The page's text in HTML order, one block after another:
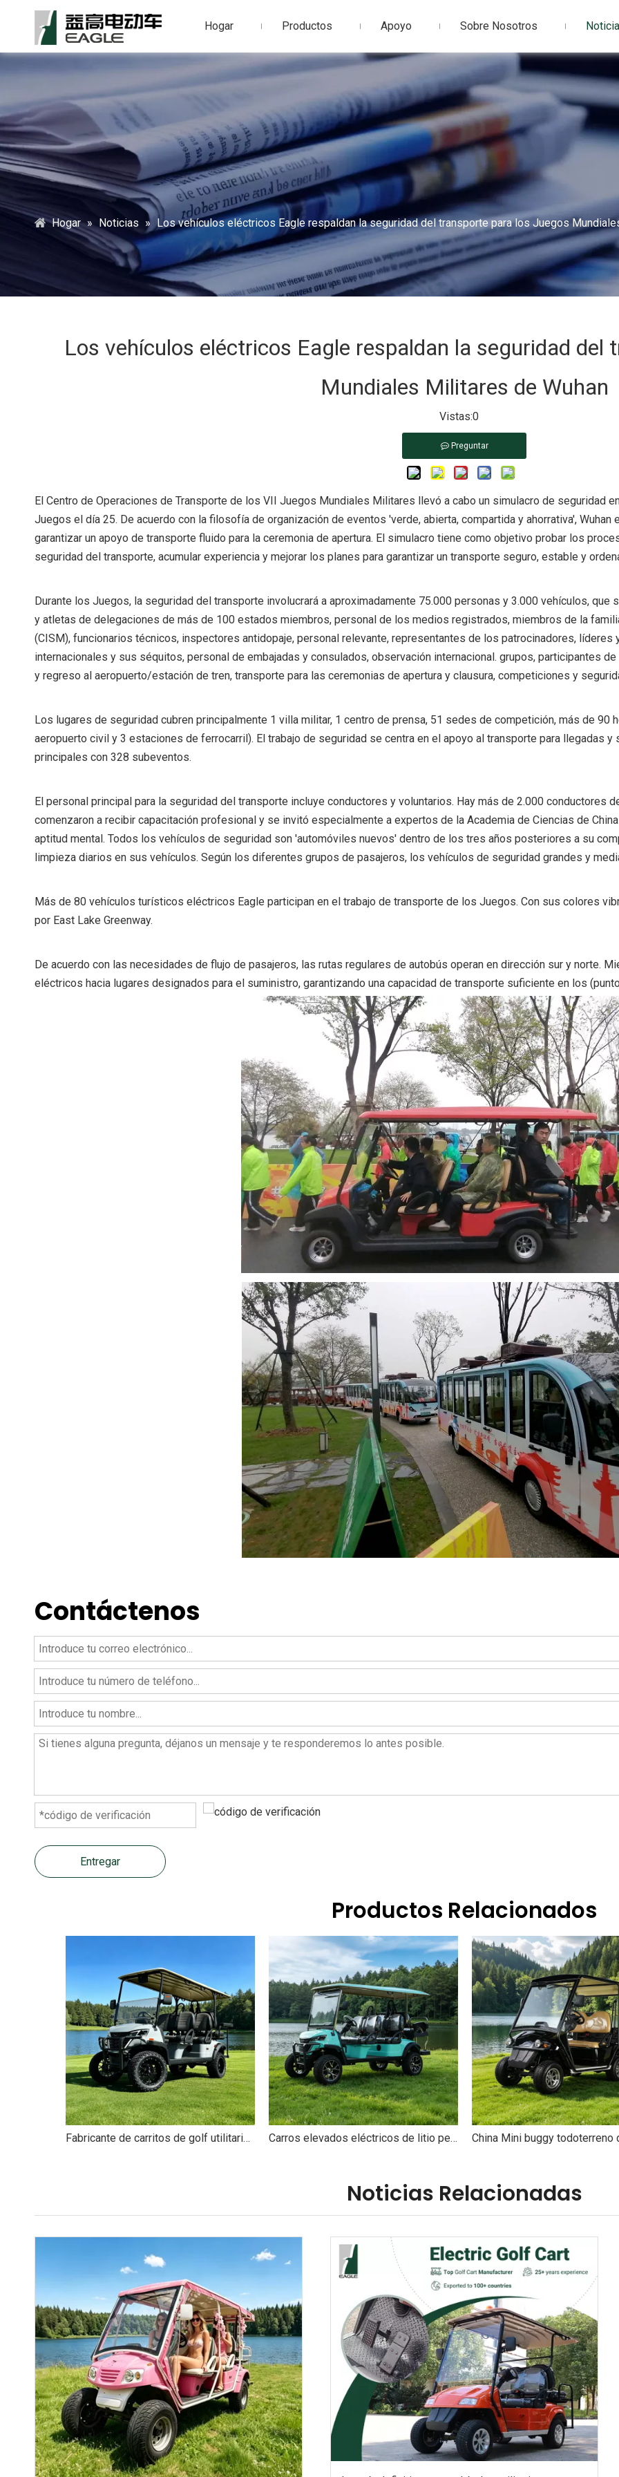
Hogar Productos Apoyo Sobre Nosotros
Hogar » Noticias » Los vehículos eléctricos Eagle respaldan la seguridad del transporte para los Juegos
Los vehículos eléctricos Eagle respaldan la seguridad del
Mundiales Militares de Wuhan
Vistas:0
Preguntar
El Centro de Operaciones de Transporte de los VII Juegos Mundiales Militares llevó a cabo un simulacro de seguridad
Juegos el día 25. De acuerdo con la filosofía de organización de eventos 'verde, abierta, compartida y ahorrativa',
garantizar un apoyo de transporte fluido para la ceremonia de apertura. El simulacro tiene como objetivo probar los
seguridad del transporte, acumular experiencia y mejorar los planes para garantizar un transporte seguro, estable y
Durante los Juegos, la seguridad del transporte involucrará a aproximadamente 75.000 personas y 3.000 vehículos,
y atletas de delegaciones de más de 100 estados miembros, personal de los medios registrados, miembros de la
(CISM), funcionarios técnicos, inspectores antidopaje, personal relevante, representantes de los patrocinadores,
internacionales y sus séquitos, personal de embajadas y consulados, observación internacional. grupos, participantes
y regreso al aeropuerto/estación de tren, transporte para las ceremonias de apertura y clausura, competiciones y
Los lugares de seguridad cubren principalmente 1 villa militar, 1 centro de prensa, 51 sedes de competición, más de 90
aeropuerto civil y 3 estaciones de ferrocarril). El trabajo de seguridad se centra en el apoyo al transporte para llegadas
principales con 328 subeventos.
El personal principal para la seguridad del transporte incluye conductores y voluntarios. Hay más de 2.000 conductores
comenzaron a recibir capacitación profesional y se invitó especialmente a expertos de la Academia de Ciencias de
aptitud mental. Todos los vehículos de seguridad son 'automóviles nuevos' dentro de los tres años posteriores a su
limpieza diarios en sus vehículos. Según los diferentes grupos de pasajeros, los vehículos de seguridad grandes y
Más de 80 vehículos turísticos eléctricos Eagle participan en el trabajo de transporte de los Juegos. Con sus colores
por East Lake Greenway.
De acuerdo con las necesidades de flujo de pasajeros, las rutas regulares de autobús operan en dirección sur y norte.
eléctricos hacia lugares designados para el suministro, garantizando una capacidad de transporte suficiente en los
Contáctenos
Entregar
Productos Relacionados
Fabricante de carritos de golf utilitarios eléctricos de caza de 4 + 2 y 6 plazas - EG204DKSZ Carros elevados eléctricos de litio personalizados al por mayor Carro de golf de 6 plazas - EG204DKSZ
Noticias Relacionadas